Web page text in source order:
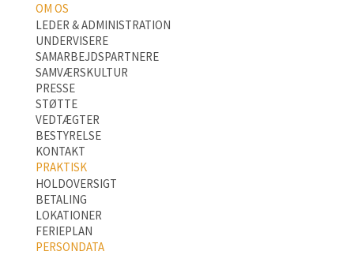
OM OS
LEDER & ADMINISTRATION
UNDERVISERE
SAMARBEJDSPARTNERE
SAMVÆRSKULTUR
PRESSE
STØTTE
VEDTÆGTER
BESTYRELSE
KONTAKT
PRAKTISK
HOLDOVERSIGT
BETALING
LOKATIONER
FERIEPLAN
PERSONDATA